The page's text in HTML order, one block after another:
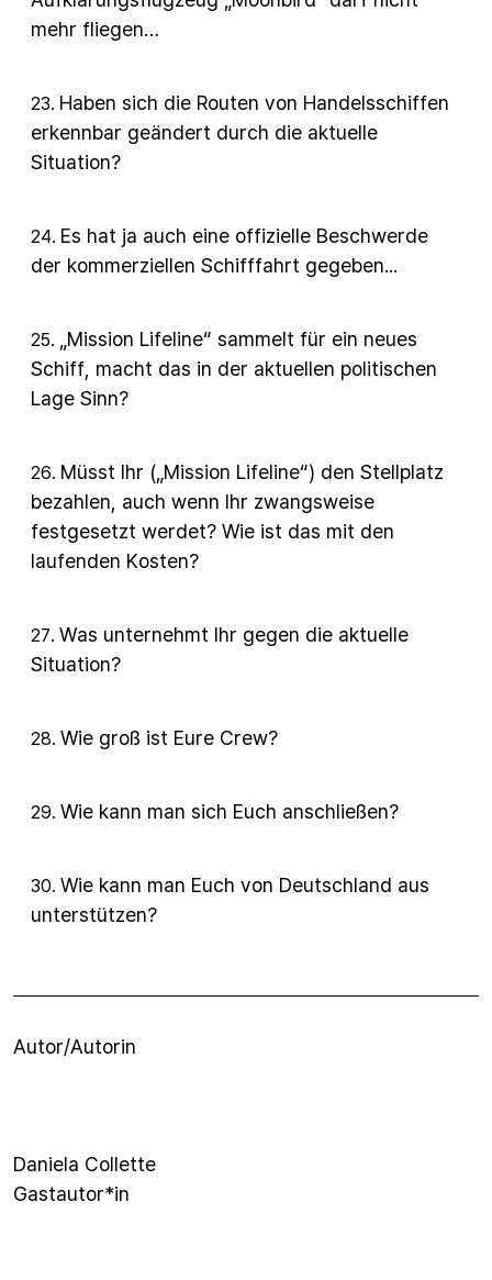
mehr fliegen…
23. Haben sich die Routen von Handelsschiffen
erkennbar geändert durch die aktuelle
Situation?
24. Es hat ja auch eine offizielle Beschwerde
der kommerziellen Schifffahrt gegeben...
25. „Mission Lifeline“ sammelt für ein neues
Schiff, macht das in der aktuellen politischen
Lage Sinn?
26. Müsst Ihr („Mission Lifeline“) den Stellplatz
bezahlen, auch wenn Ihr zwangsweise
festgesetzt werdet? Wie ist das mit den
laufenden Kosten?
27. Was unternehmt Ihr gegen die aktuelle
Situation?
28. Wie groß ist Eure Crew?
29. Wie kann man sich Euch anschließen?
30. Wie kann man Euch von Deutschland aus
unterstützen?
Autor/Autorin
Daniela Collette
Gastautor*in